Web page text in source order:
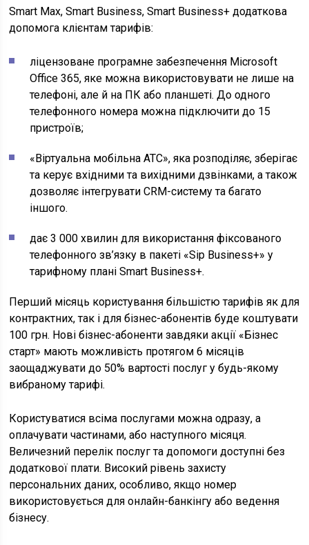
Smart Max, Smart Business, Smart Business+ додаткова
допомога клієнтам тарифів:
ліцензоване програмне забезпечення Microsoft
Office 365, яке можна використовувати не лише на
телефоні, але й на ПК або планшеті. До одного
телефонного номера можна підключити до 15
пристроїв;
«Віртуальна мобільна АТС», яка розподіляє, зберігає
та керує вхідними та вихідними дзвінками, а також
дозволяє інтегрувати CRM-систему та багато
іншого.
дає 3 000 хвилин для використання фіксованого
телефонного зв’язку в пакеті «Sip Business+» у
тарифному плані Smart Business+.
Перший місяць користування більшістю тарифів як для
контрактних, так і для бізнес-абонентів буде коштувати
100 грн. Нові бізнес-абоненти завдяки акції «Бізнес
старт» мають можливість протягом 6 місяців
заощаджувати до 50% вартості послуг у будь-якому
вибраному тарифі.
Користуватися всіма послугами можна одразу, а
оплачувати частинами, або наступного місяця.
Величезний перелік послуг та допомоги доступні без
додаткової плати. Високий рівень захисту
персональних даних, особливо, якщо номер
використовується для онлайн-банкінгу або ведення
бізнесу.